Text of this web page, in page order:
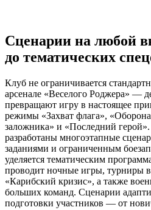
Сценарии на любой
до тематических
Клуб не ограничивается
арсенале «Веселого Роджера» —
превращают игру в настоящее
режимы «Захват флага»,
заложника» и «Последний
разработаны многоэтапные
заданиями и ограниченным
уделяется тематическим
проводит ночные игры, турниры
«Карибский кризис», а также
больших команд. Сценарии
подготовки участников — от